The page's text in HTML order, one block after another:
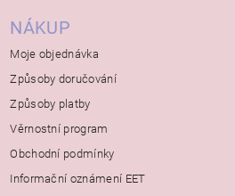
NÁKUP
Moje objednávka
Způsoby doručování
Způsoby platby
Věrnostní program
Obchodní podmínky
Informační oznámení EET